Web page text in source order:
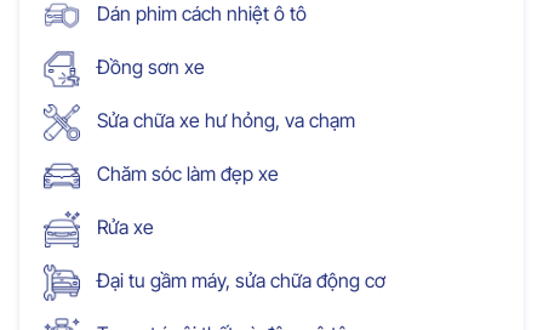
Dán phim cách nhiệt ô tô
Đồng sơn xe
Sửa chữa xe hư hỏng, va chạm
Chăm sóc làm đẹp xe
Rửa xe
Đại tu gầm máy, sửa chữa động cơ